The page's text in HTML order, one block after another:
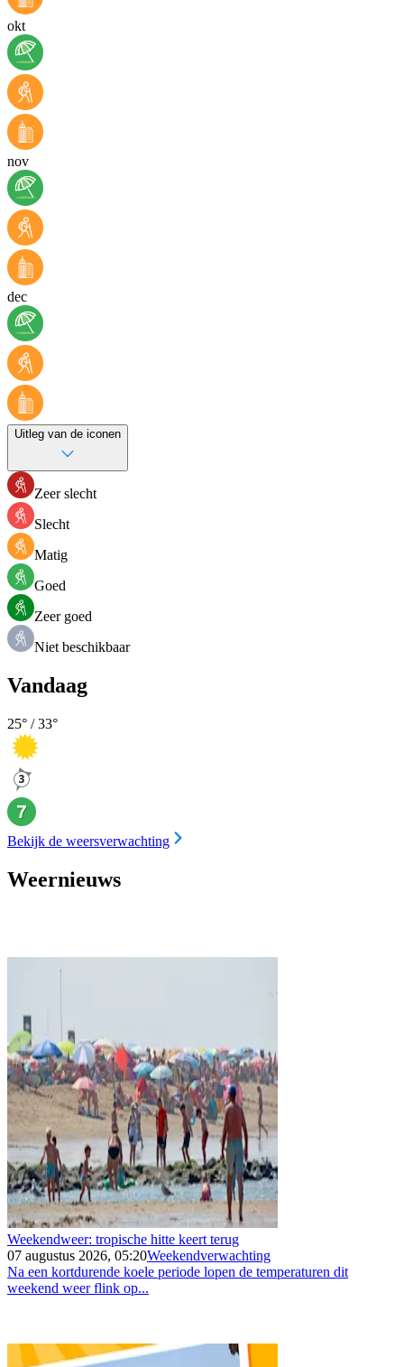
okt
nov
dec
Uitleg van de iconen
Zeer slecht
Slecht
Matig
Goed
Zeer goed
Niet beschikbaar
Vandaag
25° /33°
Bekijk de weersverwachting
Weernieuws
Weekendweer: tropische hitte keert terug
07 augustus 2026, 05:20Weekendverwachting
Na een kortdurende koele periode lopen de temperaturen dit
weekend weer flink op...